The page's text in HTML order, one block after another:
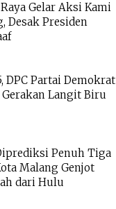
Gelar Aksi Kami
Desak Presiden
DPC Partai Demokrat
Langit Biru
Penuh Tiga
Malang Genjot
dari Hulu